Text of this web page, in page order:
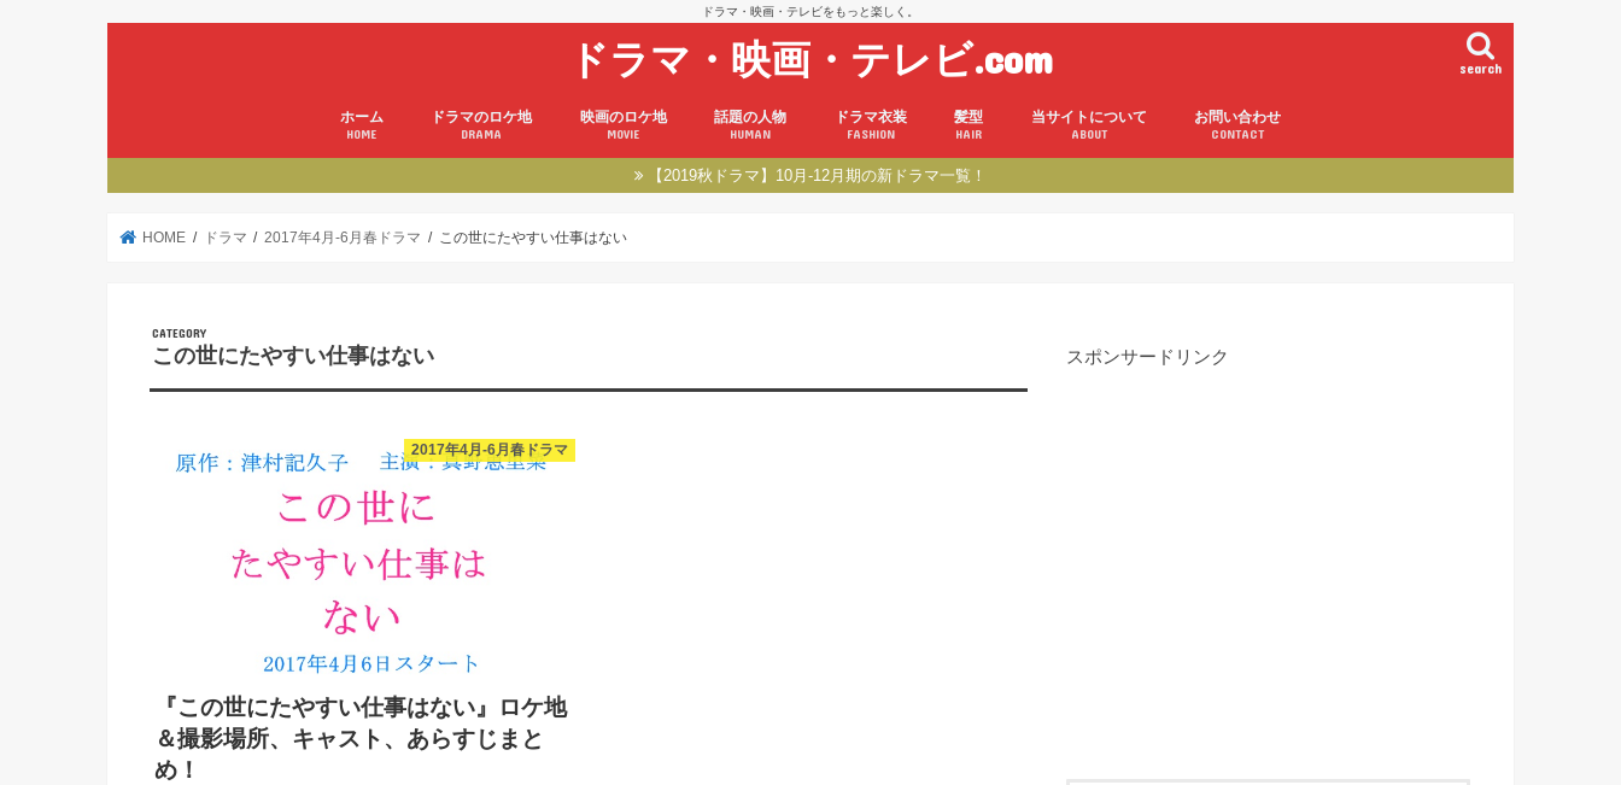
ドラマ・映画・テレビをもっと楽しく。
ドラマ・映画・テレビ.com search
ホーム
HOME
ドラマのロケ地
DRAMA
映画のロケ地
MOVIE
話題の人物
HUMAN
ドラマ衣装
FASHION
髪型
HAIR
当サイトについて
ABOUT
お問い合わせ
CONTACT
【2019秋ドラマ】10月-12月期の新ドラマ一覧！
HOME ドラマ 2017年4月-6月春ドラマ この世にたやすい仕事はない
この世にたやすい仕事はない
2017年4月-6月春ドラマ
『この世にたやすい仕事はない』ロケ地
＆撮影場所、キャスト、あらすじまと
め！
スポンサードリンク